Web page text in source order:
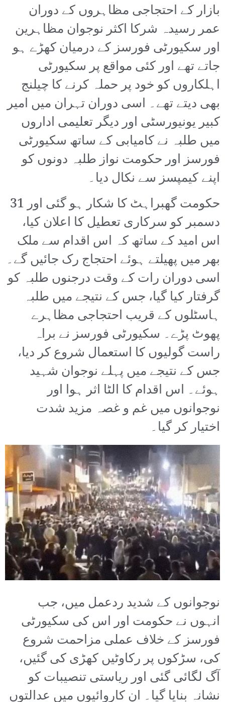
بازار کے احتجاجی مظاہروں کے دوران
عمر رسیدہ شرکا اکثر نوجوان مظاہرین
اور سکیورٹی فورسز کے درمیان کھڑے ہو
جاتے تھے اور کئی مواقع پر سکیورٹی
اہلکاروں کو خود پر حملہ کرنے کا چیلنج
بھی دیتے تھے۔ اسی دوران تہران میں امیر
کبیر یونیورسٹی اور دیگر تعلیمی اداروں
میں طلبہ نے کامیابی کے ساتھ سکیورٹی
فورسز اور حکومت نواز طلبہ دونوں کو
اپنے کیمپسز سے نکال دیا۔
حکومت گھبراہٹ کا شکار ہو گئی اور 31
دسمبر کو سرکاری تعطیل کا اعلان کیا،
اس امید کے ساتھ کہ اس اقدام سے ملک
بھر میں پھیلتے ہوئے احتجاج رک جائیں گے۔
اسی دوران رات کے وقت درجنوں طلبہ کو
گرفتار کیا گیا، جس کے نتیجے میں طلبہ
ہاسٹلوں کے قریب احتجاجی مظاہرے
پھوٹ پڑے۔ سکیورٹی فورسز نے براہ
راست گولیوں کا استعمال شروع کر دیا،
جس کے نتیجے میں پہلے نوجوان شہید
ہوئے۔ اس اقدام کا الٹا اثر ہوا اور
نوجوانوں میں غم و غصہ مزید شدت
اختیار کر گیا۔
نوجوانوں کے شدید ردعمل میں، جب
انہوں نے حکومت اور اس کی سکیورٹی
فورسز کے خلاف عملی مزاحمت شروع
کی، سڑکوں پر رکاوٹیں کھڑی کی گئیں،
آگ لگائی گئی اور ریاستی تنصیبات کو
نشانہ بنایا گیا۔ ان کاروائیوں میں عدالتوں